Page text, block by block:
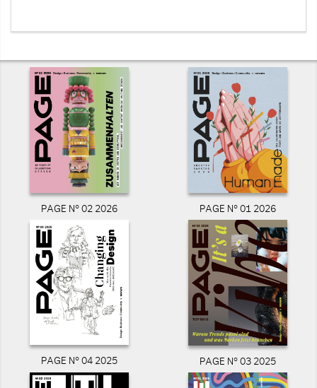
PAGE N° 02 2026 PAGE N° 01 2026
PAGE N° 04 2025 PAGE N° 03 2025